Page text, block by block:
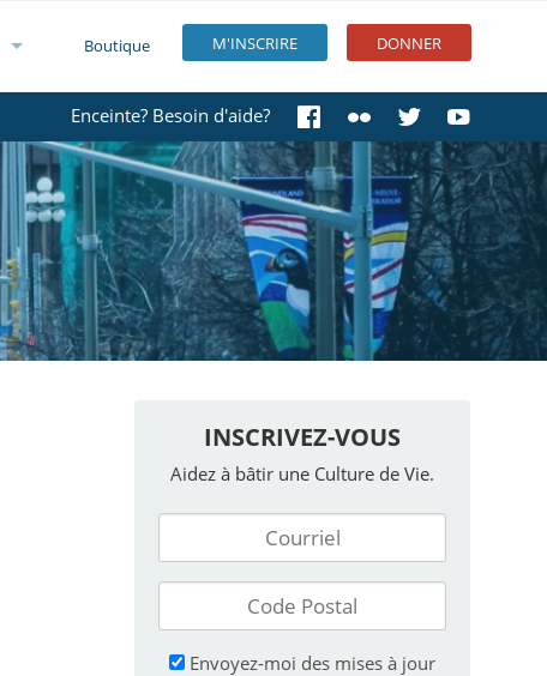
M'INSCRIRE DONNER
Boutique
Enceinte? Besoin d'aide?
INSCRIVEZ-VOUS
Aidez à bâtir une Culture de Vie.
Envoyez-moi des mises à jour